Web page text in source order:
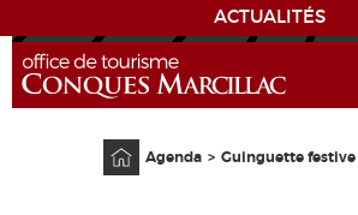
ACTUALITÉS
ENVIEDE...
DÉCOUVRIR LA DESTINATION
Agenda Guinguette festive